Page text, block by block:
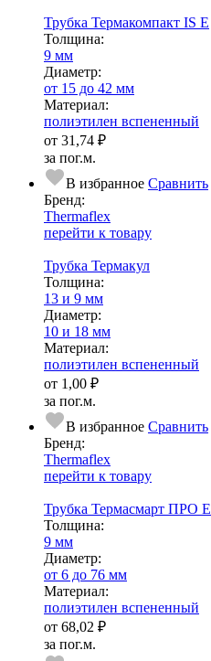
Трубка Термакомпакт IS E
Тол­щи­на:
9 мм
Диаметр:
от 15 до 42 мм
Ма­­те­­ри­­ал:
полиэтилен вспененный
от 31,74 ₽
за пог.м.
В избранное Сравнить
Бренд:
Thermaflex
перейти к товару
Трубка Термакул
Тол­щи­на:
13 и 9 мм
Диаметр:
10 и 18 мм
Ма­­те­­ри­­ал:
полиэтилен вспененный
от 1,00 ₽
за пог.м.
В избранное Сравнить
Бренд:
Thermaflex
перейти к товару
Трубка Термасмарт ПРО E
Тол­щи­на:
9 мм
Диаметр:
от 6 до 76 мм
Ма­­те­­ри­­ал:
полиэтилен вспененный
от 68,02 ₽
за пог.м.